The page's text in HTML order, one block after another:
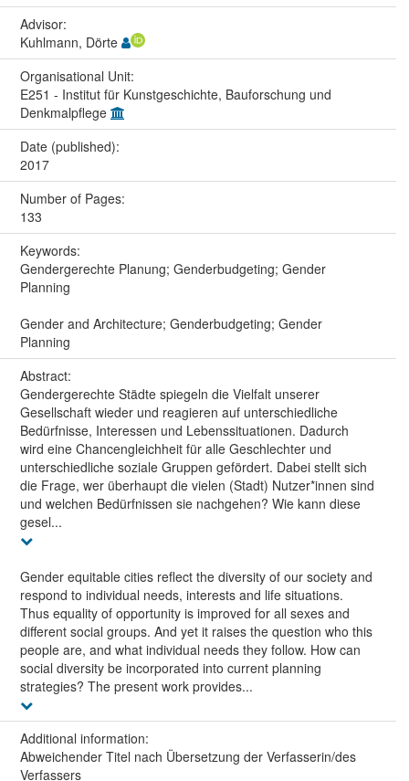
Advisor:
Kuhlmann, Dörte
Organisational Unit:
E251 - Institut für Kunstgeschichte, Bauforschung und
Denkmalpflege
Date (published):
2017
Number of Pages:
133
Keywords:
Gendergerechte Planung; Genderbudgeting; Gender
Planning
Gender and Architecture; Genderbudgeting; Gender
Planning
Abstract:
Gendergerechte Städte spiegeln die Vielfalt unserer
Gesellschaft wieder und reagieren auf unterschiedliche
Bedürfnisse, Interessen und Lebenssituationen. Dadurch
wird eine Chancengleichheit für alle Geschlechter und
unterschiedliche soziale Gruppen gefördert. Dabei stellt sich
die Frage, wer überhaupt die vielen (Stadt) Nutzer*innen sind
und welchen Bedürfnissen sie nachgehen? Wie kann diese
gesel...
Gender equitable cities reflect the diversity of our society and
respond to individual needs, interests and life situations.
Thus equality of opportunity is improved for all sexes and
different social groups. And yet it raises the question who this
people are, and what individual needs they follow. How can
social diversity be incorporated into current planning
strategies? The present work provides...
Additional information:
Abweichender Titel nach Übersetzung der Verfasserin/des
Verfassers